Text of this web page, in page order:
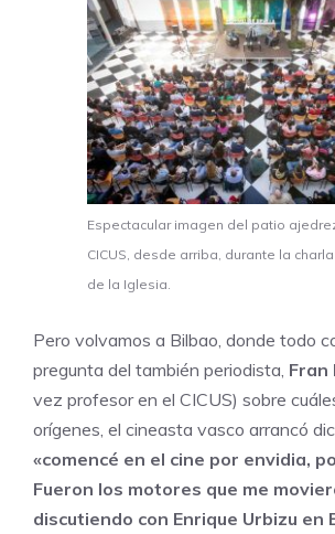
Espectacular imagen del patio
CICUS, desde arriba, durante la
de la Iglesia.
Pero volvamos a Bilbao, donde todo
pregunta del también periodista, Fran
vez profesor en el CICUS) sobre
orígenes, el cineasta vasco arrancó
«comencé en el cine por envidia,
Fueron los motores que me
discutiendo con Enrique Urbizu en